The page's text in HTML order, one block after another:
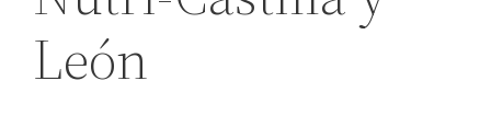
León